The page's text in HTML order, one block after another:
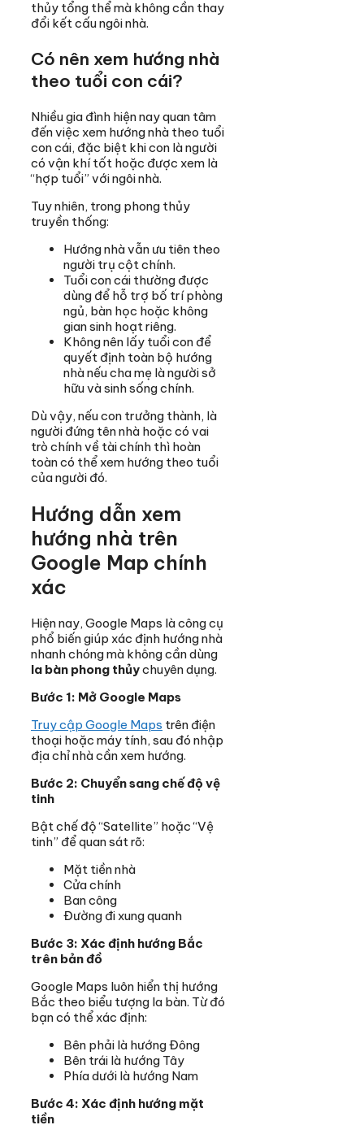
thủy tổng thể mà không cần thay
đổi kết cấu ngôi nhà.
Có nên xem hướng nhà
theo tuổi con cái?
Nhiều gia đình hiện nay quan tâm
đến việc xem hướng nhà theo tuổi
con cái, đặc biệt khi con là người
có vận khí tốt hoặc được xem là
“hợp tuổi” với ngôi nhà.
Tuy nhiên, trong phong thủy
truyền thống:
Hướng nhà vẫn ưu tiên theo
người trụ cột chính.
Tuổi con cái thường được
dùng để hỗ trợ bố trí phòng
ngủ, bàn học hoặc không
gian sinh hoạt riêng.
Không nên lấy tuổi con để
quyết định toàn bộ hướng
nhà nếu cha mẹ là người sở
hữu và sinh sống chính.
Dù vậy, nếu con trưởng thành, là
người đứng tên nhà hoặc có vai
trò chính về tài chính thì hoàn
toàn có thể xem hướng theo tuổi
của người đó.
Hướng dẫn xem
hướng nhà trên
Google Map chính
xác
Hiện nay, Google Maps là công cụ
phổ biến giúp xác định hướng nhà
nhanh chóng mà không cần dùng
la bàn phong thủychuyên dụng.
Bước 1: Mở Google Maps
Truy cập Google Maps trên điện
thoại hoặc máy tính, sau đó nhập
địa chỉ nhà cần xem hướng.
Bước 2: Chuyển sang chế độ vệ
tinh
Bật chế độ “Satellite” hoặc “Vệ
tinh” để quan sát rõ:
Mặt tiền nhà
Cửa chính
Ban công
Đường đi xung quanh
Bước 3: Xác định hướng Bắc
trên bản đồ
Google Maps luôn hiển thị hướng
Bắc theo biểu tượng la bàn. Từ đó
bạn có thể xác định:
Bên phải là hướng Đông
Bên trái là hướng Tây
Phía dưới là hướng Nam
Bước 4: Xác định hướng mặt
tiền